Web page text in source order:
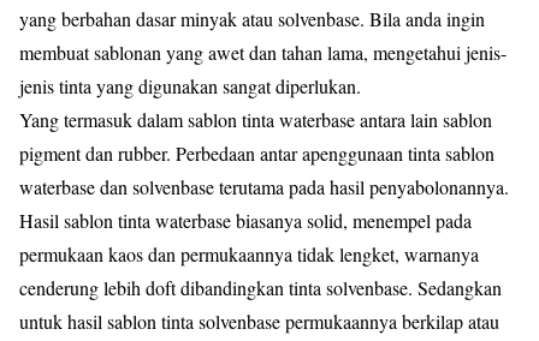
yang berbahan dasar minyak atau solvenbase. Bila anda ingin
membuat sablonan yang awet dan tahan lama, mengetahui jenis-
jenis tinta yang digunakan sangat diperlukan.
Yang termasuk dalam sablon tinta waterbase antara lain sablon
pigment dan rubber. Perbedaan antar apenggunaan tinta sablon
waterbase dan solvenbase terutama pada hasil penyabolonannya.
Hasil sablon tinta waterbase biasanya solid, menempel pada
permukaan kaos dan permukaannya tidak lengket, warnanya
cenderung lebih doft dibandingkan tinta solvenbase. Sedangkan
untuk hasil sablon tinta solvenbase permukaannya berkilap atau